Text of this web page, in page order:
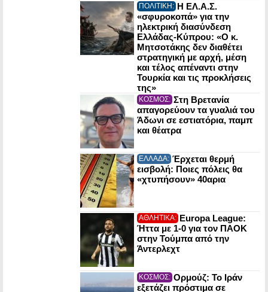
ΠΟΛΙΤΙΚΗ: Η ΕΛ.Α.Σ.
«σφυροκοπά» για την
ηλεκτρική διασύνδεση
Ελλάδας-Κύπρου: «Ο κ.
Μητσοτάκης δεν διαθέτει
στρατηγική με αρχή, μέση
και τέλος απέναντι στην
Τουρκία και τις προκλήσεις
της»
ΚΟΣΜΟΣ: Στη Βρετανία
απαγορεύουν τα γυαλιά του
Άδωνι σε εστιατόρια, παμπ
και θέατρα
ΕΛΛΑΔΑ: Έρχεται θερμή
εισβολή: Ποιες πόλεις θα
«χτυπήσουν» 40αρια
ΑΘΛΗΤΙΚΑ: Europa League:
Ήττα με 1-0 για τον ΠΑΟΚ
στην Τούμπα από την
Άντερλεχτ
ΚΟΣΜΟΣ: Ορμούζ: Το Ιράν
εξετάζει πρόστιμα σε